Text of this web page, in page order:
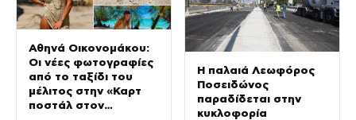
Αθηνά Οικονομάκου:
Οι νέες φωτογραφίες
από το ταξίδι του
μέλιτος στην «Καρτ
ποστάλ στον
Η παλαιά Λεωφόρος
Ποσειδώνος
παραδίδεται στην
κυκλοφορία